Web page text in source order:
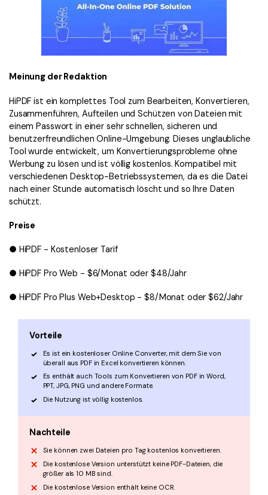
Meinung der Redaktion
HiPDF ist ein komplettes Tool zum Bearbeiten, Konvertieren,
Zusammenführen, Aufteilen und Schützen von Dateien mit
einem Passwort in einer sehr schnellen, sicheren und
benutzerfreundlichen Online-Umgebung. Dieses unglaubliche
Tool wurde entwickelt, um Konvertierungsprobleme ohne
Werbung zu lösen und ist völlig kostenlos. Kompatibel mit
verschiedenen Desktop-Betriebssystemen, da es die Datei
nach einer Stunde automatisch löscht und so Ihre Daten
schützt.
Preise
● HiPDF - Kostenloser Tarif
● HiPDF Pro Web - $6/Monat oder $48/Jahr
● HiPDF Pro Plus Web+Desktop - $8/Monat oder $62/Jahr
Vorteile
Es ist ein kostenloser Online Converter, mit dem Sie von
überall aus PDF in Excel konvertieren können.
Es enthält auch Tools zum Konvertieren von PDF in Word,
PPT, JPG, PNG und andere Formate.
Die Nutzung ist völlig kostenlos.
Nachteile
Sie können zwei Dateien pro Tag kostenlos konvertieren.
Die kostenlose Version unterstützt keine PDF-Dateien, die
größer als 10 MB sind.
Die kostenlose Version enthält keine OCR.